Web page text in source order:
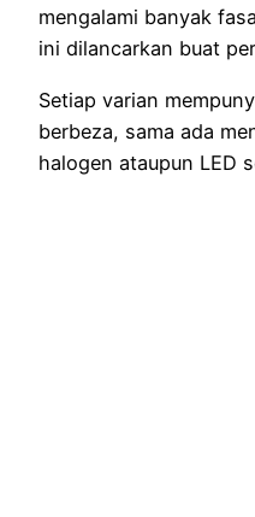
mengalami banyak
ini dilancarkan buat
Setiap varian
berbeza, sama ada
halogen ataupun LED